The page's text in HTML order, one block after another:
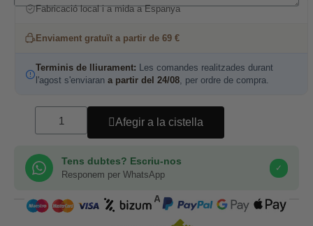
Fabricació local i a mida a Espanya
Enviament gratuït a partir de 69 €
Terminis de lliurament: Les comandes realitzades durant
l'agost s'enviaran a partir del 24/08, per ordre de compra.
Afegir a la cistella
Tens dubtes? Escriu-nos
Responem per WhatsApp
✓
COMPRA SEGURA